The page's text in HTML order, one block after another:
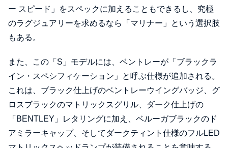
ー スピード」をスペックに加えることもできるし、究極
のラグジュアリーを求めるなら「マリナー」という選択肢
もある。
また、この「S」モデルには、ベントレーが「ブラックラ
イン・スペシフィケーション」と呼ぶ仕様が追加される。
これは、ブラック仕上げのベントレーウイングバッジ、グ
ロスブラックのマトリックスグリル、ダーク仕上げの
「BENTLEY」レタリングに加え、ベルーガブラックのド
アミラーキャップ、そしてダークティント仕様のフルLED